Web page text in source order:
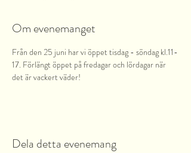
Om evenemanget
Från den 25 juni har vi öppet tisdag - söndag kl.11-
17. Förlängt öppet på fredagar och lördagar när
det är vackert väder!
Dela detta evenemang